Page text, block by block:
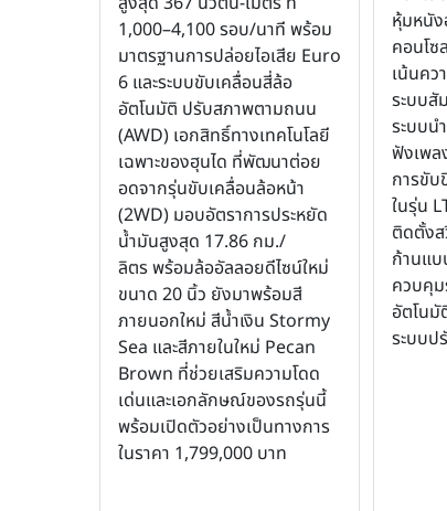
1,000–4,100 รอบ/นาที พร้อม
มาตรฐานการปล่อยไอเสีย Euro
6 และระบบขับเคลื่อนสี่ล้อ
อัตโนมัติ ปรับสภาพตามถนน
(AWD) เอกสิทธิ์ทางเทคโนโลยี
เฉพาะของฮุนได ที่พัฒนาต่อย
อดจากรุ่นขับเคลื่อนล้อหน้า
(2WD) มอบอัตราการประหยัด
น้ำมันสูงสุด 17.86 กม./
ลิตร พร้อมล้ออัลลอยดีไซน์ใหม่
ขนาด 20 นิ้ว ยังมาพร้อมสี
ภายนอกใหม่ สีน้ำเงิน Stormy
Sea และสีภายในใหม่ Pecan
Brown ที่ช่วยเสริมความโดด
เด่นและเอกลักษณ์ของรถรุ่นนี้
พร้อมเปิดตัวอย่างเป็นทางการ
ในราคา 1,799,000 บาท
หุ้มหนั
คอนโซ
เน้นค
ระบบสั
ระบบน
ฟังเพ
การขั
ในรุ่น
ติดตั้ง
ก้านแ
ควบคุม
อัตโนมั
ระบบป